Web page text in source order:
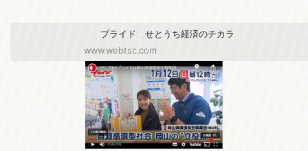
プライド せとうち経済のチカラ
www.webtsc.com